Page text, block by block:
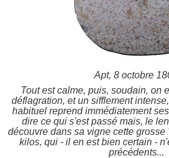
Apt, 8 octobre
Tout est calme, puis, soudain, on
déflagration, et un sifflement
habituel reprend immédiatement
dire ce qui s'est passé mais, le
découvre dans sa vigne cette
kilos, qui - il en est bien certain -
précédents...